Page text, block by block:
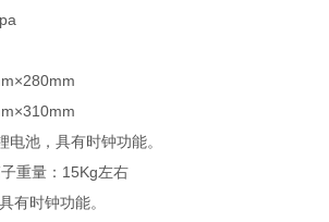
池，具有时钟功能。
重量：15Kg左右
有时钟功能。